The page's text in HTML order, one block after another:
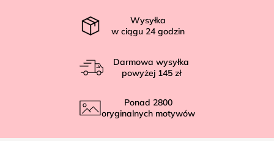
Wysyłka
w ciągu 24 godzin
Darmowa wysyłka
powyżej 145 zł
Ponad 2800
oryginalnych motywów